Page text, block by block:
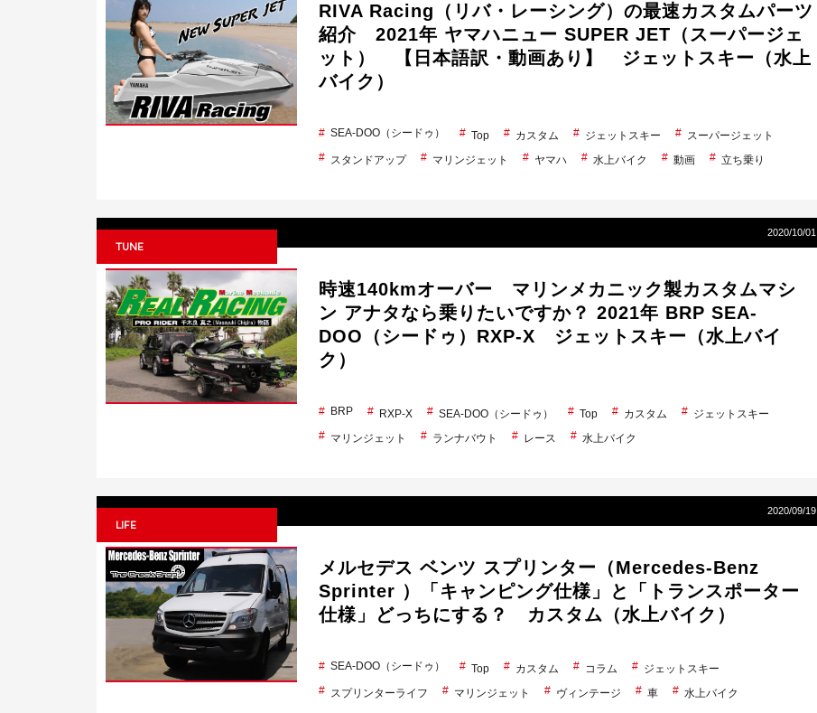
RIVA Racing（リバ・レーシング）の最速カスタムパーツ
紹介 2021年 ヤマハニュー SUPER JET（スーパージェ
ット） 【日本語訳・動画あり】 ジェットスキー（水上
バイク）
SEA-DOO（シードゥ） Top カスタム ジェットスキー
スーパージェット
スタンドアップ
マリンジェット ヤマハ 水上バイク 動画 立ち乗り
2020/10/01
TUNE
時速140kmオーバー マリンメカニック製カスタムマシ
ン アナタなら乗りたいですか？ 2021年 BRP SEA-
DOO（シードゥ）RXP-X ジェットスキー（水上バイ
ク）
BRP RXP-X SEA-DOO（シードゥ） Top カスタム
ジェットスキー
マリンジェット
ランナバウト レース 水上バイク
2020/09/19
LIFE
メルセデス ベンツ スプリンター（Mercedes-Benz
Sprinter ）「キャンピング仕様」と「トランスポーター
仕様」どっちにする？ カスタム（水上バイク）
SEA-DOO（シードゥ） Top カスタム コラム
ジェットスキー
スプリンターライフ
マリンジェット ヴィンテージ 車 水上バイク